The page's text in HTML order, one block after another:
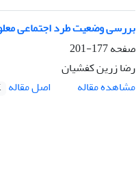
بررسی وضعیت طرد اجتماعی
صفحه177-201
رضا زرین کفشیان
مشاهده مقاله
اصل مقاله